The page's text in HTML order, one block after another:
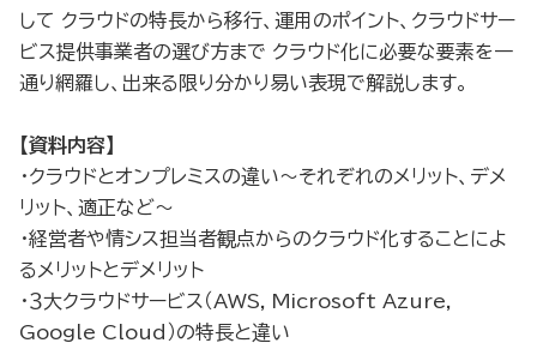
して クラウドの特長から移行、運用のポイント、クラウドサー
ビス提供事業者の選び方まで クラウド化に必要な要素を一
通り網羅し、出来る限り分かり易い表現で解説します。
【資料内容】
・クラウドとオンプレミスの違い～それぞれのメリット、デメ
リット、適正など～
・経営者や情シス担当者観点からのクラウド化することによ
るメリットとデメリット
・３大クラウドサービス（AWS, Microsoft Azure,
Google Cloud）の特長と違い